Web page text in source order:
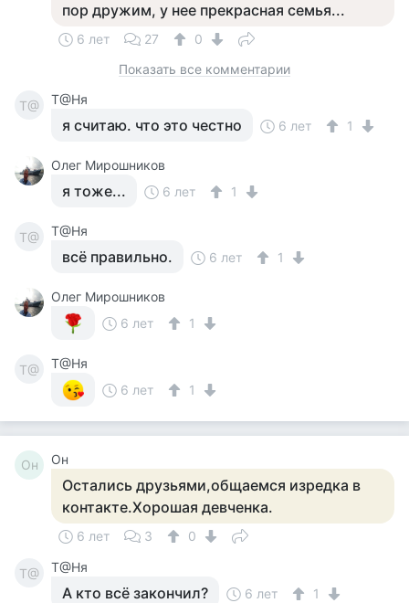
пор дружим, у нее прекрасная семья...
6 лет 27
0
Показать все комментарии
Т@ Т@Ня
я считаю. что это честно 6 лет 1
Олег Мирошников
я тоже... 6 лет 1
Т@ Т@Ня
всё правильно. 6 лет 1
Олег Мирошников
6 лет
1
Т@
Т@Ня
6 лет
1
Он Он
Остались друзьями,общаемся изредка в
контакте.Хорошая девченка.
6 лет 3 0
Т@ Т@Ня
А кто всё закончил? 6 лет 1